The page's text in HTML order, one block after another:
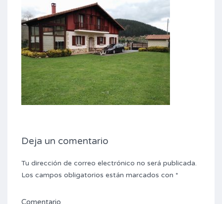
Deja un comentario
Tu dirección de correo electrónico no será publicada.
Los campos obligatorios están marcados con *
Comentario